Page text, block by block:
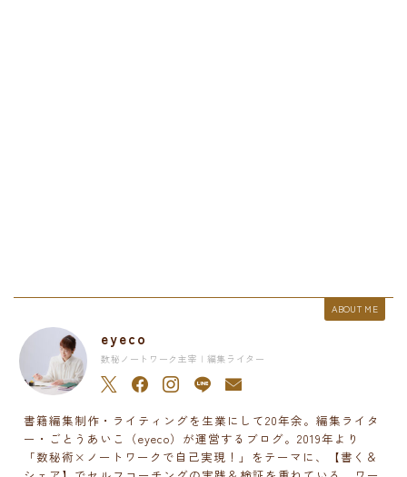
ABOUT ME
eyeco
数秘ノートワーク主宰 | 編集ライター
書籍編集制作・ライティングを生業にして20年余。編集ライタ
ー・ごとうあいこ（eyeco）が運営するブログ。2019年より
「数秘術×ノートワークで自己実現！」をテーマに、【書く＆